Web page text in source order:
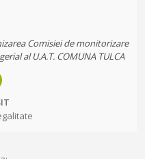
Comisiei de monitorizare
al U.A.T. COMUNA TULCA